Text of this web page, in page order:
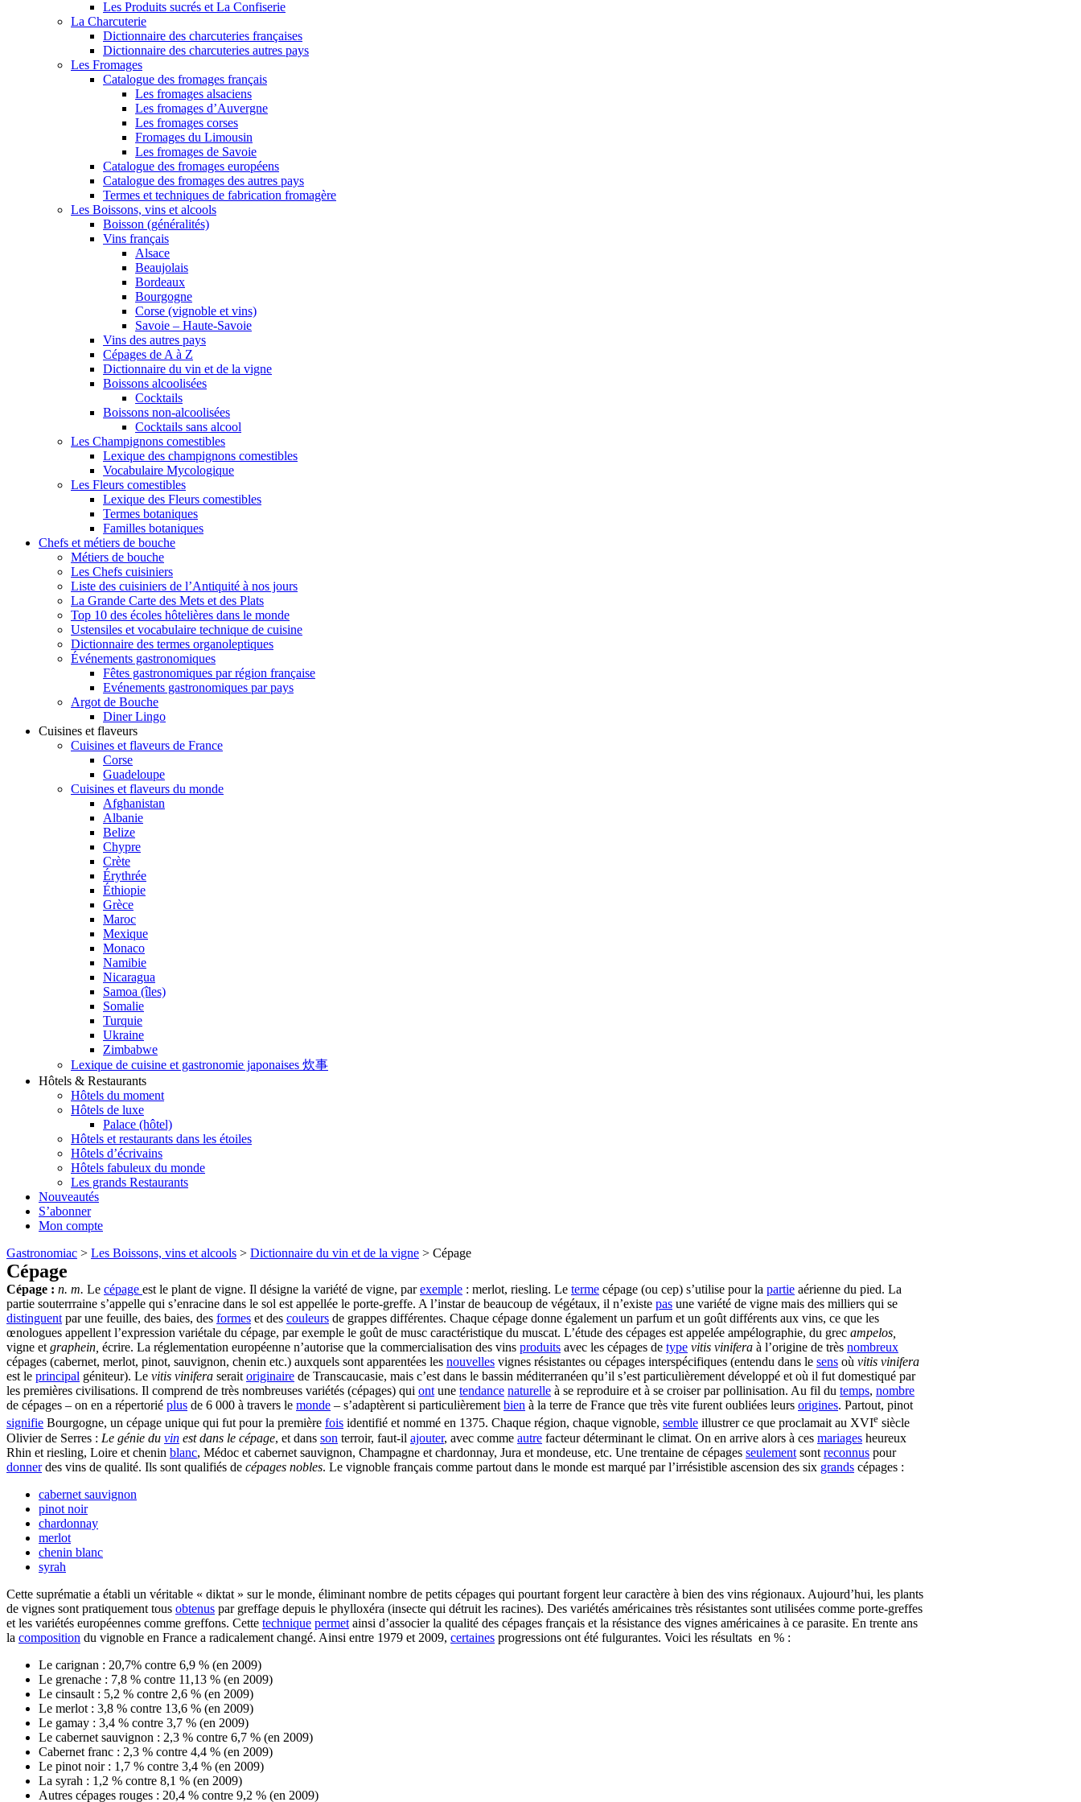
Les Produits sucrés et La Confiserie
La Charcuterie
Dictionnaire des charcuteries françaises
Dictionnaire des charcuteries autres pays
Les Fromages
Catalogue des fromages français
Les fromages alsaciens
Les fromages d’Auvergne
Les fromages corses
Fromages du Limousin
Les fromages de Savoie
Catalogue des fromages européens
Catalogue des fromages des autres pays
Termes et techniques de fabrication fromagère
Les Boissons, vins et alcools
Boisson (généralités)
Vins français
Alsace
Beaujolais
Bordeaux
Bourgogne
Corse (vignoble et vins)
Savoie – Haute-Savoie
Vins des autres pays
Cépages de A à Z
Dictionnaire du vin et de la vigne
Boissons alcoolisées
Cocktails
Boissons non-alcoolisées
Cocktails sans alcool
Les Champignons comestibles
Lexique des champignons comestibles
Vocabulaire Mycologique
Les Fleurs comestibles
Lexique des Fleurs comestibles
Termes botaniques
Familles botaniques
Chefs et métiers de bouche
Métiers de bouche
Les Chefs cuisiniers
Liste des cuisiniers de l’Antiquité à nos jours
La Grande Carte des Mets et des Plats
Top 10 des écoles hôtelières dans le monde
Ustensiles et vocabulaire technique de cuisine
Dictionnaire des termes organoleptiques
Événements gastronomiques
Fêtes gastronomiques par région française
Evénements gastronomiques par pays
Argot de Bouche
Diner Lingo
Cuisines et flaveurs
Cuisines et flaveurs de France
Corse
Guadeloupe
Cuisines et flaveurs du monde
Afghanistan
Albanie
Belize
Chypre
Crète
Érythrée
Éthiopie
Grèce
Maroc
Mexique
Monaco
Namibie
Nicaragua
Samoa (îles)
Somalie
Turquie
Ukraine
Zimbabwe
Lexique de cuisine et gastronomie japonaises 炊事
Hôtels & Restaurants
Hôtels du moment
Hôtels de luxe
Palace (hôtel)
Hôtels et restaurants dans les étoiles
Hôtels d’écrivains
Hôtels fabuleux du monde
Les grands Restaurants
Nouveautés
S’abonner
Mon compte
Gastronomiac > Les Boissons, vins et alcools > Dictionnaire du vin et de la vigne > Cépage
Cépage
Cépage : n. m. Le cépage est le plant de vigne. Il désigne la variété de vigne, parexemple : merlot, riesling. Le terme cépage (ou cep) s’utilise pour la partie aérienne du pied. La
partie souterrraine s’appelle qui s’enracine dans le sol est appellée le porte-greffe. A l’instar de beaucoup de végétaux, il n’existe pas une variété de vigne mais des milliers qui se
distinguent par une feuille, des baies, des formes et des couleurs de grappes différentes. Chaque cépage donne également un parfum et un goût différents aux vins, ce que les
œnologues appellent l’expression variétale du cépage, par exemple le goût de musc caractéristique du muscat. L’étude des cépages est appelée ampélographie, du grec ampelos,
vigne et graphein, écrire. La réglementation européenne n’autorise que la commercialisation des vins produits avec les cépages de type vitis vinifera à l’origine de très nombreux
cépages (cabernet, merlot, pinot, sauvignon, chenin etc.) auxquels sont apparentées les nouvelles vignes résistantes ou cépages interspécifiques (entendu dans le sens où vitis vinifera
est le principal géniteur). Le vitis vinifera serait originaire de Transcaucasie, mais c’est dans le bassin méditerranéen qu’il s’est particulièrement développé et où il fut domestiqué par
les premières civilisations. Il comprend de très nombreuses variétés (cépages) qui ont une tendance naturelle à se reproduire et à se croiser par pollinisation. Au fil du temps, nombre
de cépages – on en a répertorié plus de 6 000 à travers le monde – s’adaptèrent si particulièrement bien à la terre de France que très vite furent oubliées leurs origines. Partout, pinot
signifie Bourgogne, un cépage unique qui fut pour la première fois identifié et nommé en 1375. Chaque région, chaque vignoble, semble illustrer ce que proclamait au XVIe siècle
Olivier de Serres : Le génie du vin est dans le cépage, et dans son terroir, faut-il ajouter, avec comme autre facteur déterminant le climat. On en arrive alors à ces mariages heureux
Rhin et riesling, Loire et chenin blanc, Médoc et cabernet sauvignon, Champagne et chardonnay, Jura et mondeuse, etc. Une trentaine de cépages seulement sont reconnus pour
donnerdes vins de qualité. Ils sont qualifiés de cépages nobles. Le vignoble français comme partout dans le monde est marqué par l’irrésistible ascension des six grands cépages :
cabernet sauvignon
pinot noir
chardonnay
merlot
chenin blanc
syrah
Cette suprématie a établi un véritable « diktat » sur le monde, éliminant nombre de petits cépages qui pourtant forgent leur caractère à bien des vins régionaux. Aujourd’hui, les plants
de vignes sont pratiquement tous obtenus par greffage depuis le phylloxéra (insecte qui détruit les racines). Des variétés américaines très résistantes sont utilisées comme porte-greffes
et les variétés européennes comme greffons. Cette technique permet ainsi d’associer la qualité des cépages français et la résistance des vignes américaines à ce parasite. En trente ans
la composition du vignoble en France a radicalement changé. Ainsi entre 1979 et 2009, certaines progressions ont été fulgurantes. Voici les résultats en % :
Le carignan : 20,7% contre 6,9 % (en 2009)
Le grenache : 7,8 % contre 11,13 % (en 2009)
Le cinsault : 5,2 % contre 2,6 % (en 2009)
Le merlot : 3,8 % contre 13,6 % (en 2009)
Le gamay : 3,4 % contre 3,7 % (en 2009)
Le cabernet sauvignon : 2,3 % contre 6,7 % (en 2009)
Cabernet franc : 2,3 % contre 4,4 % (en 2009)
Le pinot noir : 1,7 % contre 3,4 % (en 2009)
La syrah : 1,2 % contre 8,1 % (en 2009)
Autres cépages rouges : 20,4 % contre 9,2 % (en 2009)